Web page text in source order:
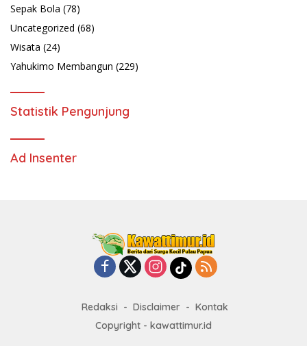
Sepak Bola (78)
Uncategorized (68)
Wisata (24)
Yahukimo Membangun (229)
Statistik Pengunjung
Ad Insenter
Redaksi Disclaimer
Kontak
Copyright - kawattimur.id